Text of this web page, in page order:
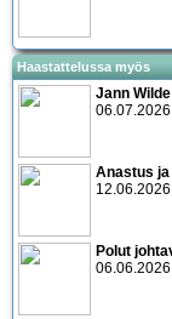
Haastattelussa myös
Jann
06.07.2026
Anastus
12.06.2026
Polut
06.06.2026